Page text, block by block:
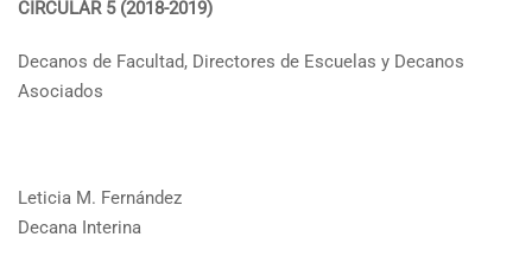
CIRCULAR 5 (2018-2019)
Decanos de Facultad, Directores de Escuelas y Decanos
Asociados
Leticia M. Fernández
Decana Interina